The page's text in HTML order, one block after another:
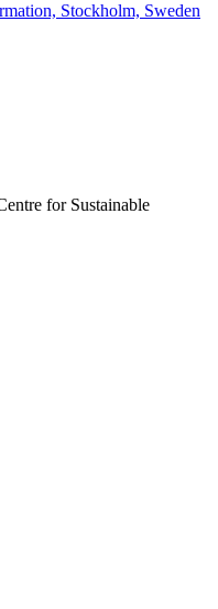
Stockholm, Sweden
for Sustainable